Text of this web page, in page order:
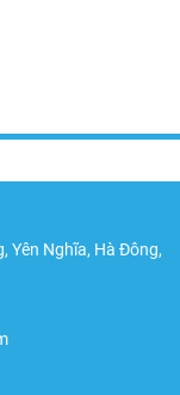
Yên Nghĩa, Hà Đông,